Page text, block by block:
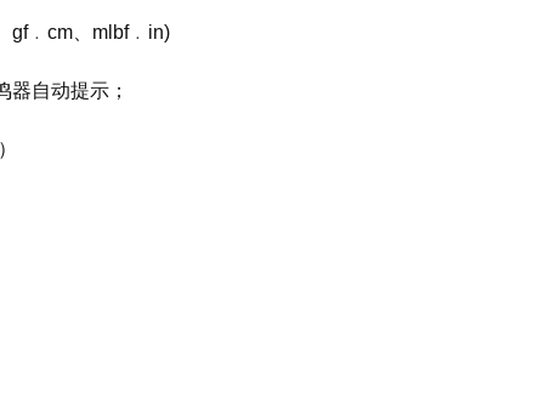
gf﹒cm、mlbf﹒in)
自动提示；